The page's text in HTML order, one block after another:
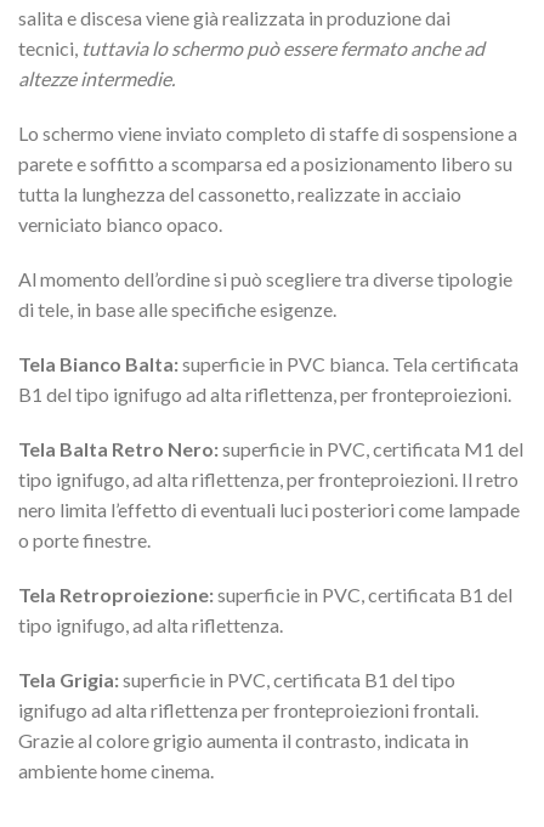
salita e discesa viene già realizzata in produzione dai
tecnici, tuttavia lo schermo può essere fermato anche ad
altezze intermedie.
Lo schermo viene inviato completo di staffe di sospensione a
parete e soffitto a scomparsa ed a posizionamento libero su
tutta la lunghezza del cassonetto, realizzate in acciaio
verniciato bianco opaco.
Al momento dell’ordine si può scegliere tra diverse tipologie
di tele, in base alle specifiche esigenze.
Tela Bianco Balta:superficie in PVC bianca. Tela certificata
B1 del tipo ignifugo ad alta riflettenza, per fronteproiezioni.
Tela Balta Retro Nero:superficie in PVC, certificata M1 del
tipo ignifugo, ad alta riflettenza, per fronteproiezioni. Il retro
nero limita l’effetto di eventuali luci posteriori come lampade
o porte finestre.
Tela Retroproiezione:superficie in PVC, certificata B1 del
tipo ignifugo, ad alta riflettenza.
Tela Grigia:superficie in PVC, certificata B1 del tipo
ignifugo ad alta riflettenza per fronteproiezioni frontali.
Grazie al colore grigio aumenta il contrasto, indicata in
ambiente home cinema.